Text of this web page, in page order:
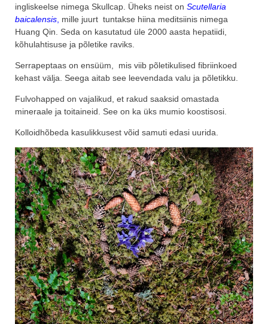
ingliskeelse nimega Skullcap. Üheks neist on Scutellaria
baicalensis mille juurt tuntakse hiina meditsiinis nimega
Huang Qin. Seda on kasutatud üle 2000 aasta hepatiidi,
kõhulahtisuse ja põletike raviks.
Serrapeptaas on ensüüm, mis viib põletikulised fibriinkoed
kehast välja. Seega aitab see leevendada valu ja põletikku.
Fulvohapped on vajalikud, et rakud saaksid omastada
mineraale ja toitaineid. See on ka üks mumio koostisosi.
Kolloidhõbeda kasulikkusest võid samuti edasi uurida.